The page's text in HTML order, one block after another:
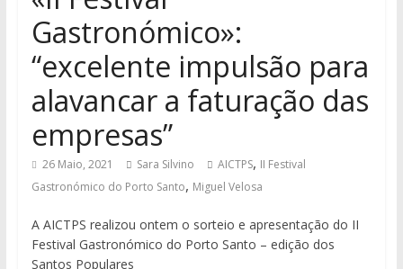
Gastronómico»:
“excelente impulsão para
alavancar a faturação das
empresas”
26 Maio, 2021 Sara Silvino AICTPS, II Festival
Gastronómico do Porto Santo, Miguel Velosa
A AICTPS realizou ontem o sorteio e apresentação do II
Festival Gastronómico do Porto Santo – edição dos
Santos Populares